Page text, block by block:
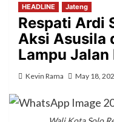
HEADLINE Jateng
Respati Ardi
Aksi Asusila
Lampu Jalan
Kevin Rama May 18,